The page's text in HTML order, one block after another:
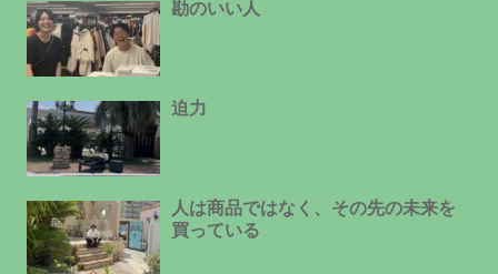
勘のいい人
迫力
人は商品ではなく、その先の未来を
買っている